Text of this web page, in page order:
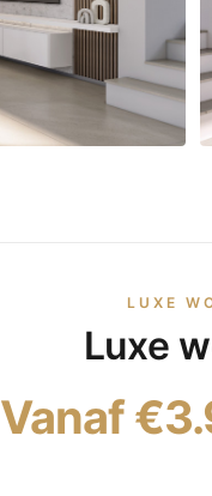
LUXE
Luxe
Vanaf